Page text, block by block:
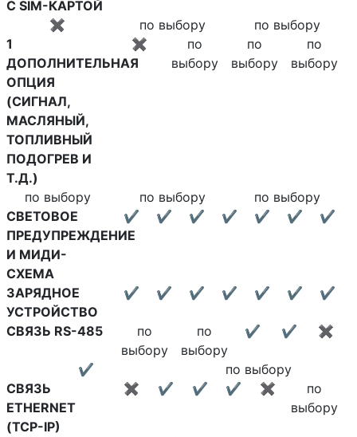
С SIM-КАРТОЙ
✖ по выбору
по выбору
1
ДОПОЛНИТЕЛЬНАЯ
ОПЦИЯ
(СИГНАЛ,
МАСЛЯНЫЙ,
ТОПЛИВНЫЙ
ПОДОГРЕВ И
Т.Д.)
✖
по
выбору
по
выбору
по
выбору
по выбору по выбору
по выбору
СВЕТОВОЕ
ПРЕДУПРЕЖДЕНИЕ
И МИДИ-
СХЕМА
✔ ✔ ✔ ✔ ✔ ✔ ✔
ЗАРЯДНОЕ
УСТРОЙСТВО
✔ ✔ ✔ ✔ ✔ ✔ ✔
СВЯЗЬ RS-485
по
выбору
по
выбору
✔ ✔ ✖
✔
по выбору
СВЯЗЬ
ETHERNET
(TCP-IP)
✖ ✔ ✔ ✔ ✖
по
выбору